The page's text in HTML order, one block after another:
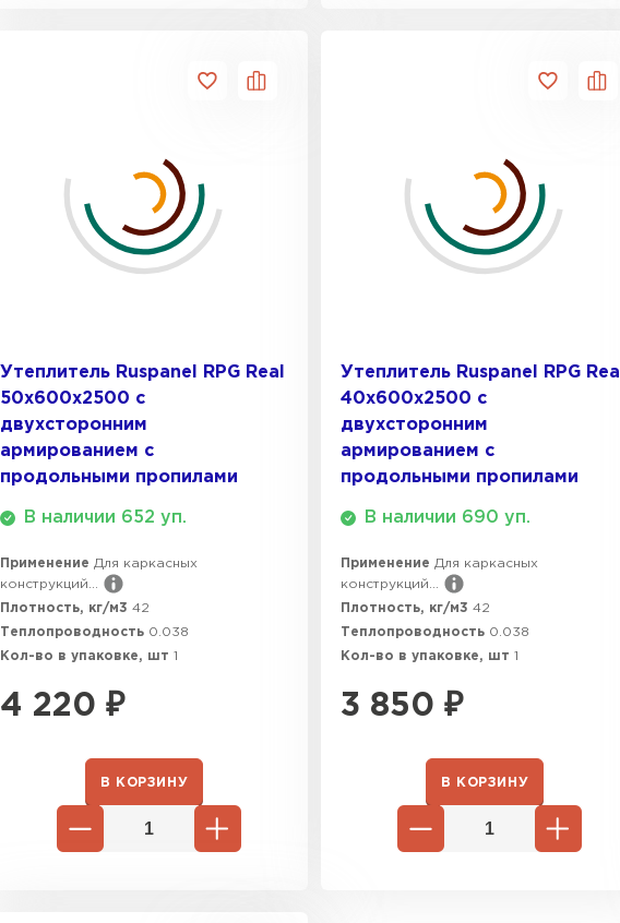
Утеплитель Ruspanel RPG Real
50х600х2500 с
двухсторонним
армированием с
продольными пропилами
В наличии 652 уп.
Применение Для каркасных
конструкций...
Плотность, кг/м3 42
Теплопроводность 0.038
Кол-во в упаковке, шт 1
4 220 ₽
В КОРЗИНУ
Утеплитель Ruspanel RPG Real
40х600х2500 с
двухсторонним
армированием с
продольными пропилами
В наличии 690 уп.
Применение Для каркасных
конструкций...
Плотность, кг/м3 42
Теплопроводность 0.038
Кол-во в упаковке, шт 1
3 850 ₽
В КОРЗИНУ